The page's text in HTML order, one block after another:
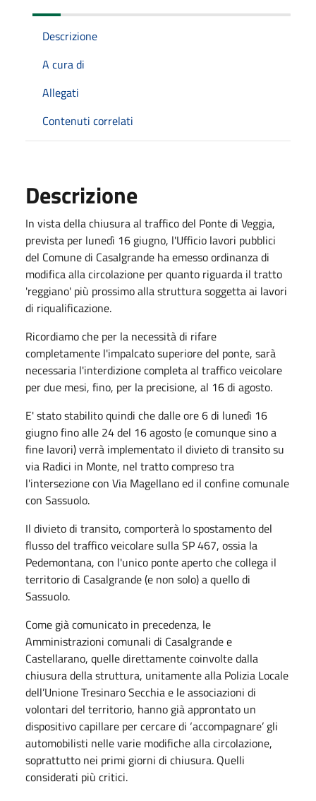
Descrizione
A cura di
Allegati
Contenuti correlati
Descrizione
In vista della chiusura al traffico del Ponte di Veggia,
prevista per lunedì 16 giugno, l'Ufficio lavori pubblici
del Comune di Casalgrande ha emesso ordinanza di
modifica alla circolazione per quanto riguarda il tratto
'reggiano' più prossimo alla struttura soggetta ai lavori
di riqualificazione.
Ricordiamo che per la necessità di rifare
completamente l'impalcato superiore del ponte, sarà
necessaria l'interdizione completa al traffico veicolare
per due mesi, fino, per la precisione, al 16 di agosto.
E' stato stabilito quindi che dalle ore 6 di lunedì 16
giugno fino alle 24 del 16 agosto (e comunque sino a
fine lavori) verrà implementato il divieto di transito su
via Radici in Monte, nel tratto compreso tra
l'intersezione con Via Magellano ed il confine comunale
con Sassuolo.
Il divieto di transito, comporterà lo spostamento del
flusso del traffico veicolare sulla SP 467, ossia la
Pedemontana, con l'unico ponte aperto che collega il
territorio di Casalgrande (e non solo) a quello di
Sassuolo.
Come già comunicato in precedenza, le
Amministrazioni comunali di Casalgrande e
Castellarano, quelle direttamente coinvolte dalla
chiusura della struttura, unitamente alla Polizia Locale
dell’Unione Tresinaro Secchia e le associazioni di
volontari del territorio, hanno già approntato un
dispositivo capillare per cercare di ‘accompagnare’ gli
automobilisti nelle varie modifiche alla circolazione,
soprattutto nei primi giorni di chiusura. Quelli
considerati più critici.